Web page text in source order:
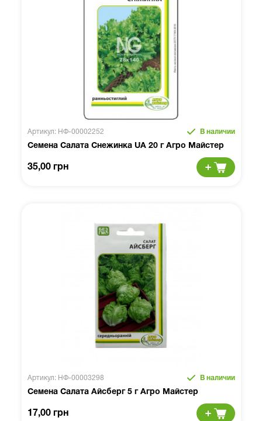
Артикул: НФ-00002252 В наличии
Семена Салата Снежинка UA 20 г Агро Майстер
35,00 грн
Артикул: НФ-00003298 В наличии
Семена Салата Айсберг 5 г Агро Майстер
17,00 грн